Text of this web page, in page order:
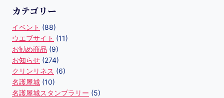
カテゴリー
イベント (88)
ウエブサイト (11)
お勧め商品 (9)
お知らせ (274)
クリンリネス (6)
名護屋城 (10)
名護屋城スタンプラリー (5)